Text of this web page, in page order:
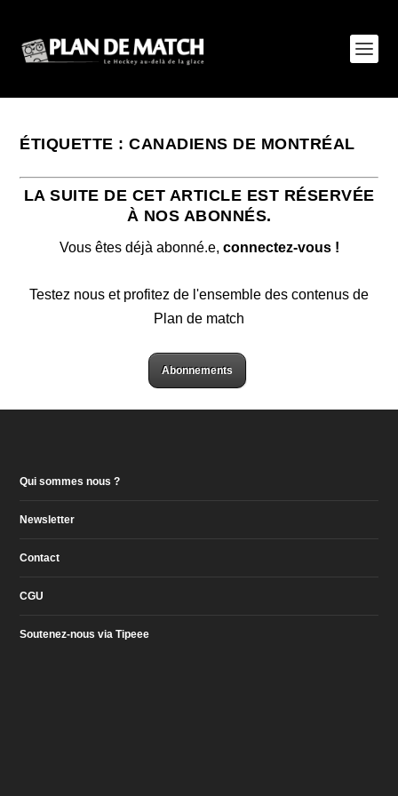
ÉTIQUETTE :CANADIENS DE MONTRÉAL
LA SUITE DE CET ARTICLE EST RÉSERVÉE
À NOS ABONNÉS.
Vous êtes déjà abonné.e, connectez-vous !
Testez nous et profitez de l'ensemble des contenus de
Plan de match
Abonnements
Qui sommes nous ?
Newsletter
Contact
CGU
Soutenez-nous via Tipeee